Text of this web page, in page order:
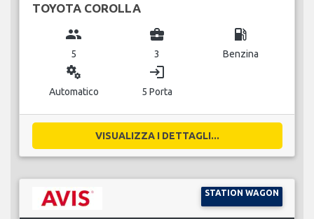
TOYOTA COROLLA
group
5
business_center
3
local_gas_station
Benzina
miscellaneous_services
Automatico
login
5 Porta
VISUALIZZA I DETTAGLI...
STATION WAGON